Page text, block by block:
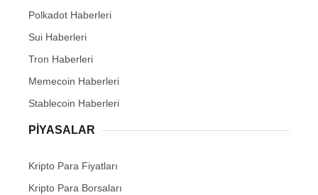
Polkadot Haberleri
Sui Haberleri
Tron Haberleri
Memecoin Haberleri
Stablecoin Haberleri
PIYASALAR
Kripto Para Fiyatları
Kripto Para Borsaları